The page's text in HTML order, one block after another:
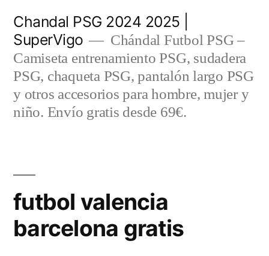
contenido
Chandal PSG 2024 2025 |
SuperVigo
Chándal Futbol PSG –
Camiseta entrenamiento PSG, sudadera
PSG, chaqueta PSG, pantalón largo PSG
y otros accesorios para hombre, mujer y
niño. Envío gratis desde 69€.
futbol valencia
barcelona gratis